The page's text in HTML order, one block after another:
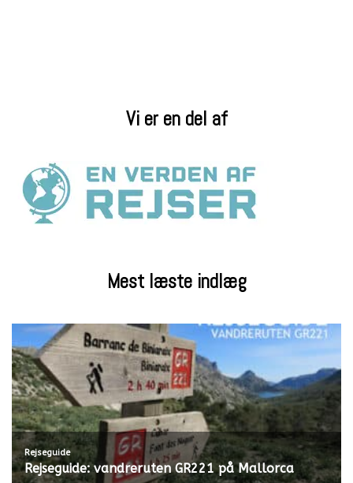
Vi er en del af
Mest læste indlæg
Rejseguide
Rejseguide: vandreruten GR221 på Mallorca